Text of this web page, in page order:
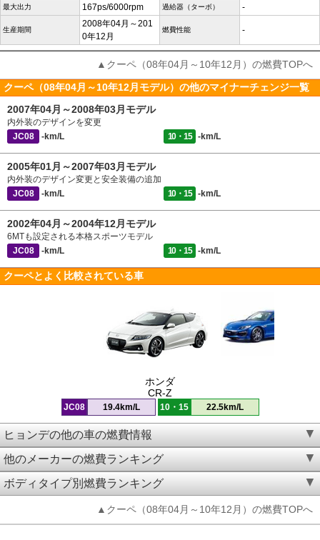
最大出力 167ps/6000rpm 過給器（ターボ） -
生産期間
2008年04月～201
0年12月
燃費性能 -
▲クーペ（08年04月～10年12月）の燃費TOPへ
クーペ（08年04月～10年12月モデル）の他のマイナーチェンジ一覧
2007年04月～2008年03月モデル
内外装のデザインを変更
JC08
-km/L 10・15 -km/L
2005年01月～2007年03月モデル
内外装のデザイン変更と安全装備の追加
JC08
-km/L 10・15 -km/L
2002年04月～2004年12月モデル
6MTも設定される本格スポーツモデル
JC08
-km/L 10・15 -km/L
クーペとよく比較されている車
ホンダ
CR-Z
JC08 19.4km/L 10・15 22.5km/L
ヒョンデの他の車の燃費情報
他のメーカーの燃費ランキング
ボディタイプ別燃費ランキング
▲クーペ（08年04月～10年12月）の燃費TOPへ